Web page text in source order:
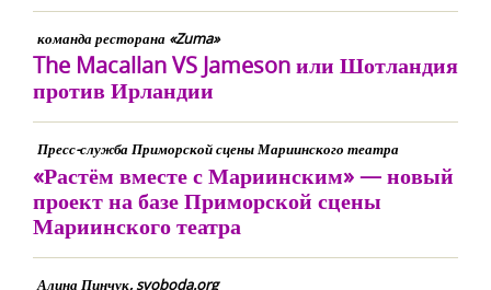
команда ресторана «Zuma»
The Macallan VS Jameson или Шотландия
против Ирландии
Пресс-служба Приморской сцены Мариинского театра
«Растём вместе с Мариинским» — новый
проект на базе Приморской сцены
Мариинского театра
Алина Пинчук, svoboda.org